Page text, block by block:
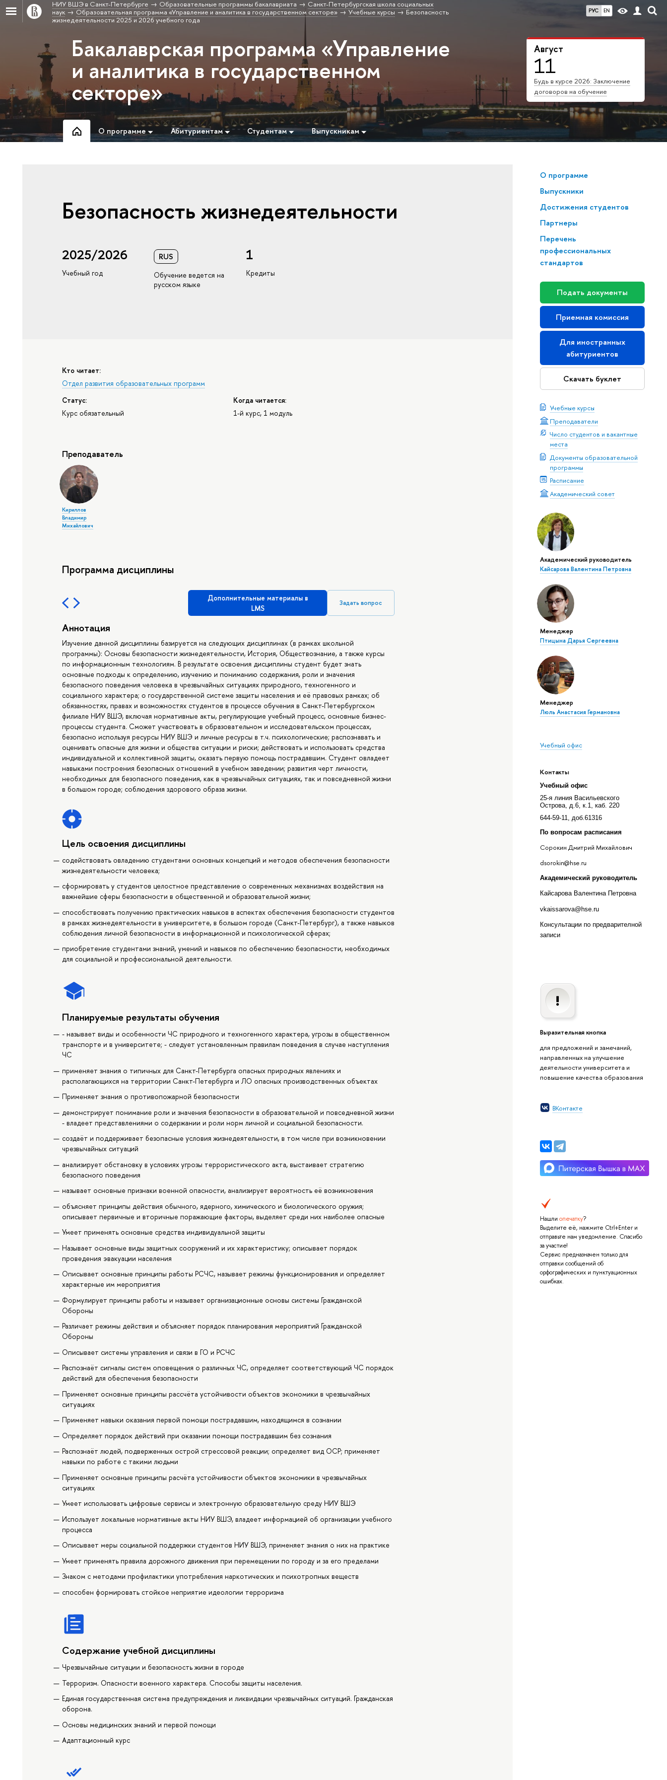
РУС EN
НИУ ВШЭ в Санкт-Петербурге Образовательные программы бакалавриата
Санкт-Петербургская школа социальных
наук
Образовательная программа «Управление и аналитика в государственном секторе» Учебные курсы
Безопасность
жизнедеятельности 2025 и 2026 учебного года
Август
11
Будь в курсе 2026: Заключение
договоров на обучение
Бакалаврская программа «Управление
и аналитика в государственном
секторе»
О программе Абитуриентам Студентам Выпускникам
О программе
Выпускники
Достижения студентов
Партнеры
Перечень
профессиональных
стандартов
Подать документы
Приемная комиссия
Для иностранных
абитуриентов
Скачать буклет
Учебные курсы
Преподаватели
Число студентов и вакантные
места
Документы образовательной
программы
Расписание
Академический совет
Академический руководитель
Кайсарова Валентина Петровна
Менеджер
Птицына Дарья Сергеевна
Менеджер
Люль Анастасия Германовна
Учебный офис
Контакты
Учебный офис
25-я линия Васильевского
Острова, д.6, к.1, каб. 220
644-59-11, доб.61316
По вопросам расписания
Сорокин Дмитрий Михайлович
dsorokin@hse.ru
Академический руководитель
Кайсарова Валентина Петровна
vkaissarova@hse.ru
Консультации по предварителной
записи
Выразительная кнопка
для предложений и замечаний,
направленных на улучшение
деятельности университета и
повышение качества образования
ВКонтакте
Нашли опечатку?
Выделите её, нажмите Ctrl+Enter и
отправьте нам уведомление. Спасибо
за участие!
Сервис предназначен только для
отправки сообщений об
орфографических и пунктуационных
ошибках.
Безопасность жизнедеятельности
2025/2026
Учебный год
RUS
Обучение ведется на
русском языке
1
Кредиты
Кто читает:
Отдел развития образовательных программ
Статус:
Курс обязательный
Когда читается:
1-й курс, 1 модуль
Преподаватель
Кириллов
Владимир
Михайлович
Программа дисциплины
Дополнительные материалы в
LMS
Задать вопрос
Аннотация
Изучение данной дисциплины базируется на следующих дисциплинах (в рамках школьной
программы): Основы безопасности жизнедеятельности, История, Обществознание, а также курсы
по информационным технологиям. В результате освоения дисциплины студент будет знать
основные подходы к определению, изучению и пониманию содержания, роли и значения
безопасного поведения человека в чрезвычайных ситуациях природного, техногенного и
социального характера; о государственной системе защиты населения и её правовых рамках; об
обязанностях, правах и возможностях студентов в процессе обучения в Санкт-Петербургском
филиале НИУ ВШЭ, включая нормативные акты, регулирующие учебный процесс, основные бизнес-
процессы студента. Сможет участвовать в образовательном и исследовательском процессах,
безопасно используя ресурсы НИУ ВШЭ и личные ресурсы в т.ч. психологические; распознавать и
оценивать опасные для жизни и общества ситуации и риски; действовать и использовать средства
индивидуальной и коллективной защиты, оказать первую помощь пострадавшим. Студент овладеет
навыками построения безопасных отношений в учебном заведении; развития черт личности,
необходимых для безопасного поведения, как в чрезвычайных ситуациях, так и повседневной жизни
в большом городе; соблюдения здорового образа жизни.
Цель освоения дисциплины
содействовать овладению студентами основных концепций и методов обеспечения безопасности
жизнедеятельности человека;
сформировать у студентов целостное представление о современных механизмах воздействия на
важнейшие сферы безопасности в общественной и образовательной жизни;
способствовать получению практических навыков в аспектах обеспечения безопасности студентов
в рамках жизнедеятельности в университете, в большом городе (Санкт-Петербург), а также навыков
соблюдения личной безопасности в информационной и психологической сферах;
приобретение студентами знаний, умений и навыков по обеспечению безопасности, необходимых
для социальной и профессиональной деятельности.
Планируемые результаты обучения
- называет виды и особенности ЧС природного и техногенного характера, угрозы в общественном
транспорте и в университете; - следует установленным правилам поведения в случае наступления
ЧС
применяет знания о типичных для Санкт-Петербурга опасных природных явлениях и
располагающихся на территории Санкт-Петербурга и ЛО опасных производственных объектах
Применяет знания о противопожарной безопасности
демонстрирует понимание роли и значения безопасности в образовательной и повседневной жизни
- владеет представлениями о содержании и роли норм личной и социальной безопасности.
создаёт и поддерживает безопасные условия жизнедеятельности, в том числе при возникновении
чрезвычайных ситуаций
анализирует обстановку в условиях угрозы террористического акта, выстаивает стратегию
безопасного поведения
называет основные признаки военной опасности, анализирует вероятность её возникновения
объясняет принципы действия обычного, ядерного, химического и биологического оружия;
описывает первичные и вторичные поражающие факторы, выделяет среди них наиболее опасные
Умеет применять основные средства индивидуальной защиты
Называет основные виды защитных сооружений и их характеристику; описывает порядок
проведения эвакуации населения
Описывает основные принципы работы РСЧС, называет режимы функционирования и определяет
характерные им мероприятия
Формулирует принципы работы и называет организационные основы системы Гражданской
Обороны
Различает режимы действия и объясняет порядок планирования мероприятий Гражданской
Обороны
Описывает системы управления и связи в ГО и РСЧС
Распознаёт сигналы систем оповещения о различных ЧС, определяет соответствующий ЧС порядок
действий для обеспечения безопасности
Применяет основные принципы рассчёта устойчивости объектов экономики в чрезвычайных
ситуациях
Применяет навыки оказания первой помощи пострадавшим, находящимся в сознании
Определяет порядок действий при оказании помощи пострадавшим без сознания
Распознаёт людей, подверженных острой стрессовой реакции; определяет вид ОСР; применяет
навыки по работе с такими людьми
Применяет основные принципы расчёта устойчивости объектов экономики в чрезвычайных
ситуациях
Умеет использовать цифровые сервисы и электронную образовательную среду НИУ ВШЭ
Использует локальные нормативные акты НИУ ВШЭ, владеет информацией об организации учебного
процесса
Описывает меры социальной поддержки студентов НИУ ВШЭ, применяет знания о них на практике
Умеет применять правила дорожного движения при перемещении по городу и за его пределами
Знаком с методами профилактики употребления наркотических и психотропных веществ
способен формировать стойкое неприятие идеологии терроризма
Содержание учебной дисциплины
Чрезвычайные ситуации и безопасность жизни в городе
Терроризм. Опасности военного характера. Способы защиты населения.
Единая государственная система предупреждения и ликвидации чрезвычайных ситуаций. Гражданская
оборона.
Основы медицинских знаний и первой помощи
Адаптационный курс